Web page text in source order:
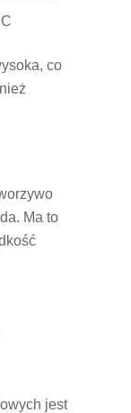
co
Ma to
jest